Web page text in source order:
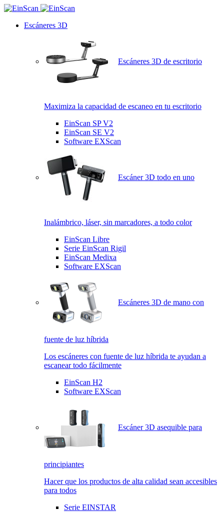
Escáneres 3D
Escáneres 3D de escritorio
Maximiza la capacidad de escaneo en tu escritorio
EinScan SP V2
EinScan SE V2
Software EXScan
Escáner 3D todo en uno
Inalámbrico, láser, sin marcadores, a todo color
EinScan Libre
Serie EinScan Rigil
EinScan Medixa
Software EXScan
Escáneres 3D de mano con
fuente de luz híbrida
Los escáneres con fuente de luz híbrida te ayudan a
escanear todo fácilmente
EinScan H2
Software EXScan
Escáner 3D asequible para
principiantes
Hacer que los productos de alta calidad sean accesibles
para todos
Serie EINSTAR